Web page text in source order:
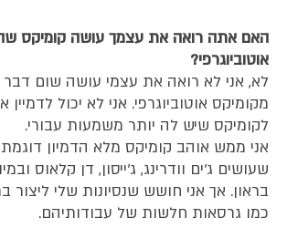
האם אתה רואה את עצמך עושה קומיקס
אוטוביוגרפי?
לא, אני לא רואה את עצמי עושה שום
מקומיקס אוטוביוגרפי. אני לא יכול
לקומיקס שיש לה יותר משמעות עבורי.
אני ממש אוהב קומיקס מלא הדמיון
שעושים ג'ים וודרינג, ג'ייסון, דן קלאוס
בראון. אך אני חושש שנסיונות שלי ליצור
כמו גרסאות חלשות של עבודותיהם.